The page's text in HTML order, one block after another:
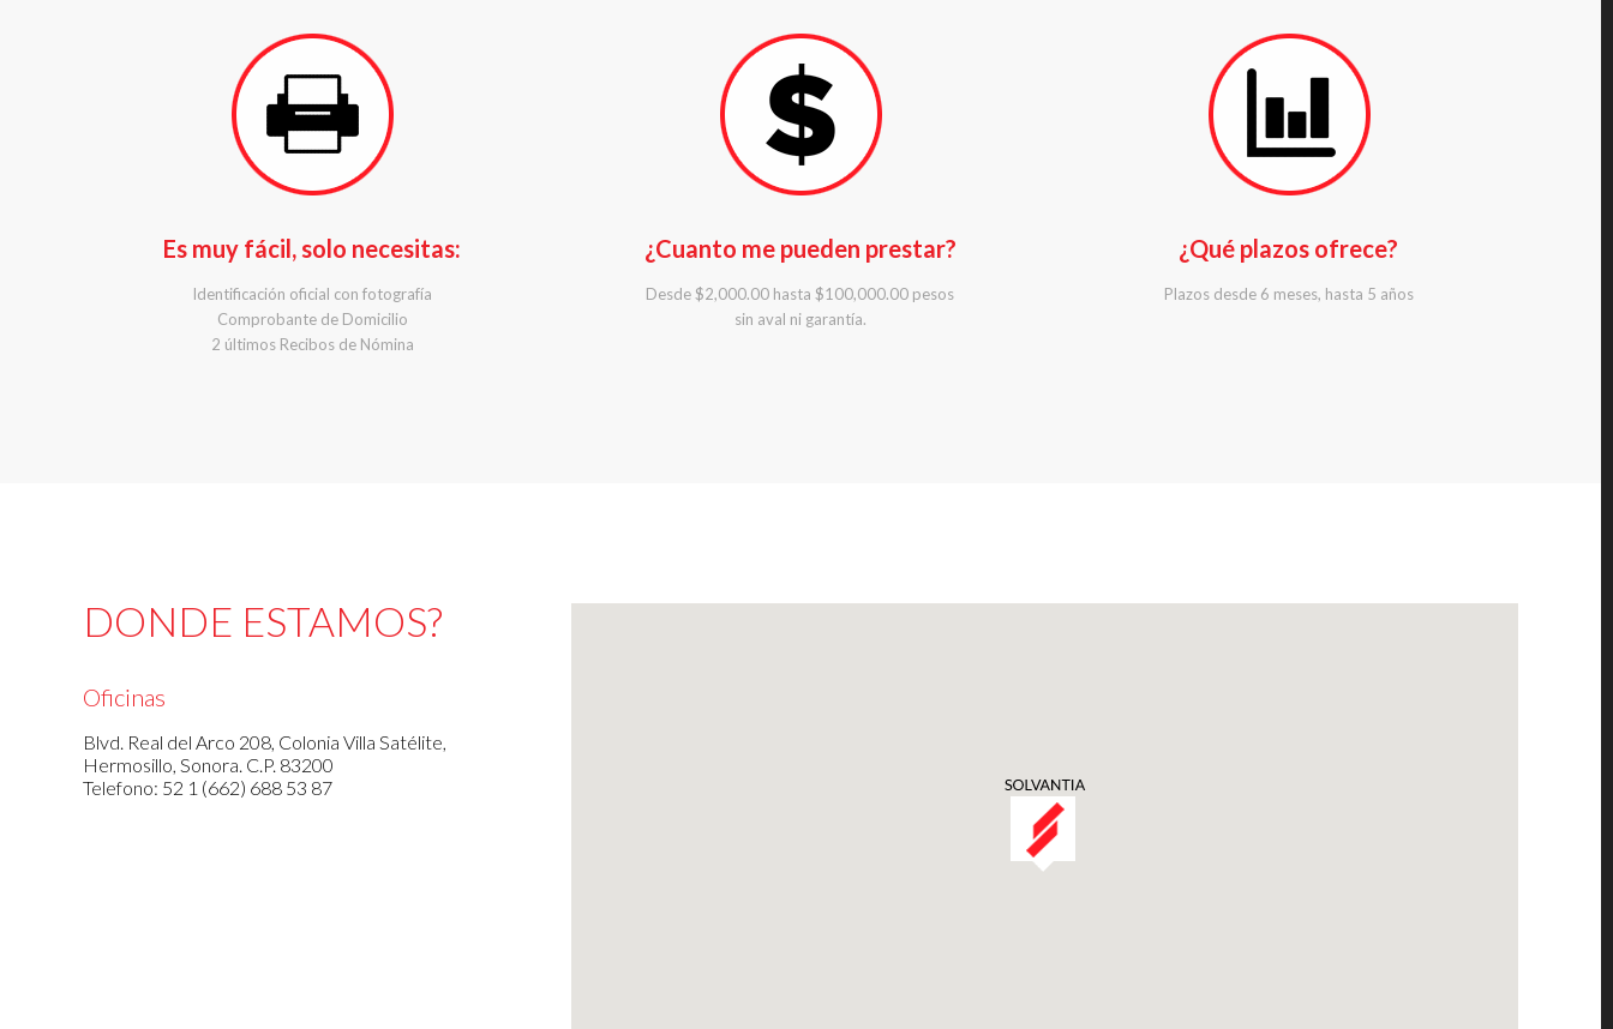
Es muy fácil, solo necesitas:
Identificación oficial con fotografía
Comprobante de Domicilio
2 últimos Recibos de Nómina
¿Cuanto me pueden prestar?
Desde $2,000.00 hasta $100,000.00 pesos
sin aval ni garantía.
¿Qué plazos ofrece?
Plazos desde 6 meses, hasta 5 años
DONDE ESTAMOS?
Oficinas
Blvd. Real del Arco 208, Colonia Villa Satélite,
Hermosillo, Sonora. C.P. 83200
Telefono: 52 1 (662) 688 53 87